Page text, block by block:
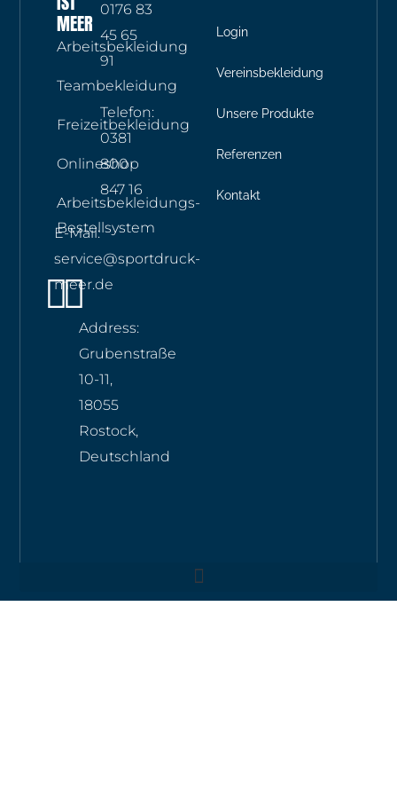
MEER
Arbeitsbekleidung
Teambekleidung
Freizeitbekleidung
Onlineshop
Arbeitsbekleidungs-
Bestellsystem
Instagram
Whatsapp
0176 83
45 65
91
Telefon:
0381
800
847 16
E-Mail:
service@sportdruck-
meer.de
Address:
Grubenstraße
10-11,
18055
Rostock,
Deutschland
Login
Vereinsbekleidung
Unsere Produkte
Referenzen
Kontakt